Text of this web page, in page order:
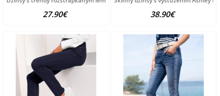
27.90€ 38.90€